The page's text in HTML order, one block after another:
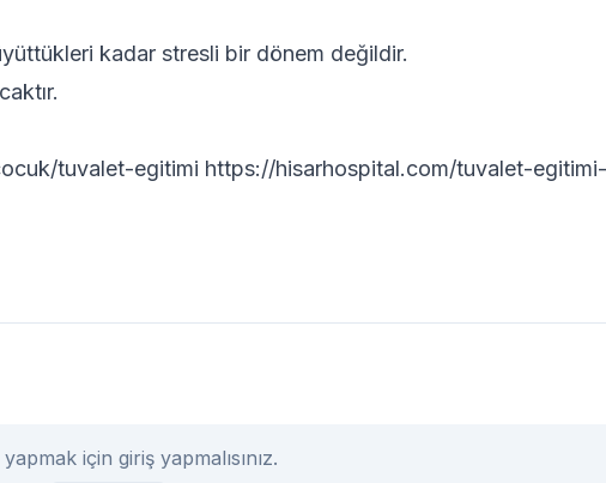
kadar stresli bir dönem değildir.
tuvalet-egitimi https://hisarhospital.com/tuvalet-
için giriş yapmalısınız.